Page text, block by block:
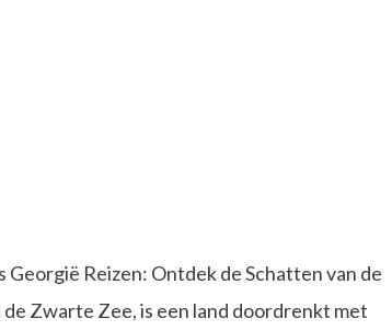
Reizen: Ontdek de Schatten van de
Zwarte Zee, is een land doordrenkt met